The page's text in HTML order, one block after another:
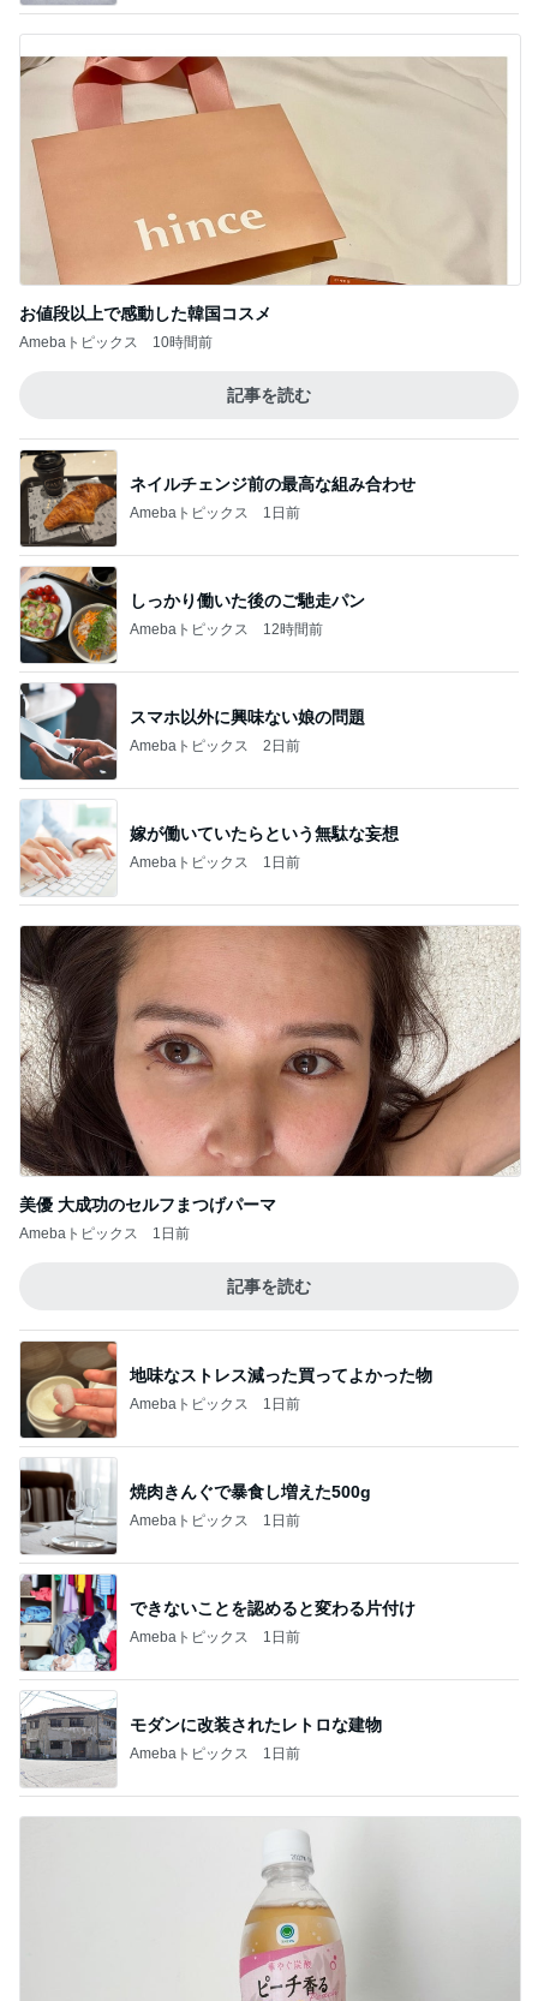
お値段以上で感動した韓国コスメ
Amebaトピックス 10時間前
記事を読む
ネイルチェンジ前の最高な組み合わせ
Amebaトピックス 1日前
しっかり働いた後のご馳走パン
Amebaトピックス 12時間前
スマホ以外に興味ない娘の問題
Amebaトピックス 2日前
嫁が働いていたらという無駄な妄想
Amebaトピックス 1日前
美優 大成功のセルフまつげパーマ
Amebaトピックス 1日前
記事を読む
地味なストレス減った買ってよかった物
Amebaトピックス 1日前
焼肉きんぐで暴食し増えた500g
Amebaトピックス 1日前
できないことを認めると変わる片付け
Amebaトピックス 1日前
モダンに改装されたレトロな建物
Amebaトピックス 1日前